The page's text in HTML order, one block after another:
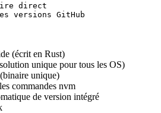
direct
versions GitHub
(écrit en Rust)
unique pour tous les OS)
unique)
commandes nvm
de version intégré